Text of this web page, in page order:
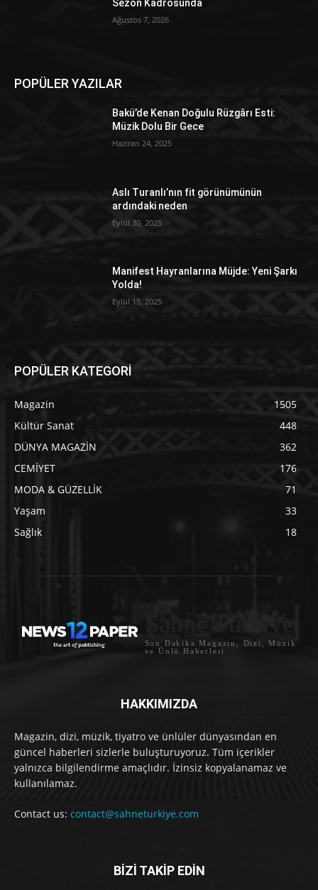
Sezon Kadrosunda
Ağustos 7, 2026
POPÜLER YAZILAR
Bakü’de Kenan Doğulu Rüzgârı Esti:
Müzik Dolu Bir Gece
Haziran 24, 2025
Aslı Turanlı’nın fit görünümünün
ardındaki neden
Eylül 30, 2025
Manifest Hayranlarına Müjde: Yeni Şarkı
Yolda!
Eylül 15, 2025
POPÜLER KATEGORİ
Magazin
1505
Kültür Sanat
448
DÜNYA MAGAZİN
362
CEMİYET
176
MODA & GÜZELLİK
71
Yaşam
33
Sağlık
18
Sahne Türkiye
Son Dakika Magazin, Dizi, Müzik
ve Ünlü Haberleri
HAKKIMIZDA
Magazin, dizi, müzik, tiyatro ve ünlüler dünyasından en
güncel haberleri sizlerle buluşturuyoruz. Tüm içerikler
yalnızca bilgilendirme amaçlıdır. İzinsiz kopyalanamaz ve
kullanılamaz.
Contact us: contact@sahneturkiye.com
BİZİ TAKİP EDİN